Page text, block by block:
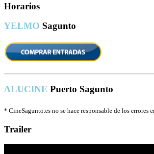
Horarios
YELMO Sagunto
ALUCINE Puerto Sagunto
* CineSagunto.es no se hace responsable de los
Trailer